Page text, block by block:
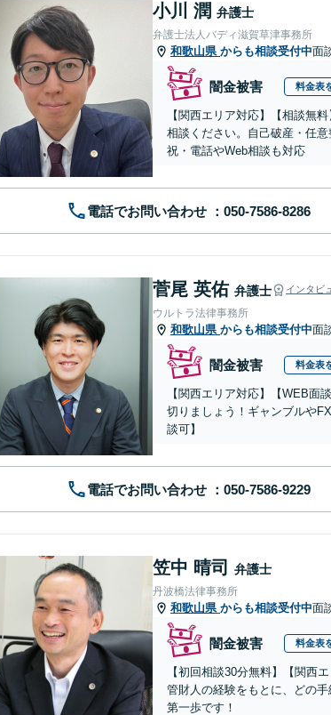
小川 潤 弁護士
弁護士法人バディ滋賀草津事務所
和歌山県 からも相談受付中面
闇金被害 料金表
【関西エリア対応】【相談無
相談ください。自己破産・任
祝・電話やWeb相談も対応
電話でお問い合わせ
菅尾 英佑 弁護士 インタビ
ウルトラ法律事務所
和歌山県 からも相談受付中面
闇金被害 料金表
【関西エリア対応】【WEB面
切りましょう！ギャンブルや
談可】
電話でお問い合わせ
笠中 晴司 弁護士
丹波橋法律事務所
和歌山県 からも相談受付中面
闇金被害 料金表
【初回相談30分無料】【関西
管財人の経験をもとに、どの
第一歩です！